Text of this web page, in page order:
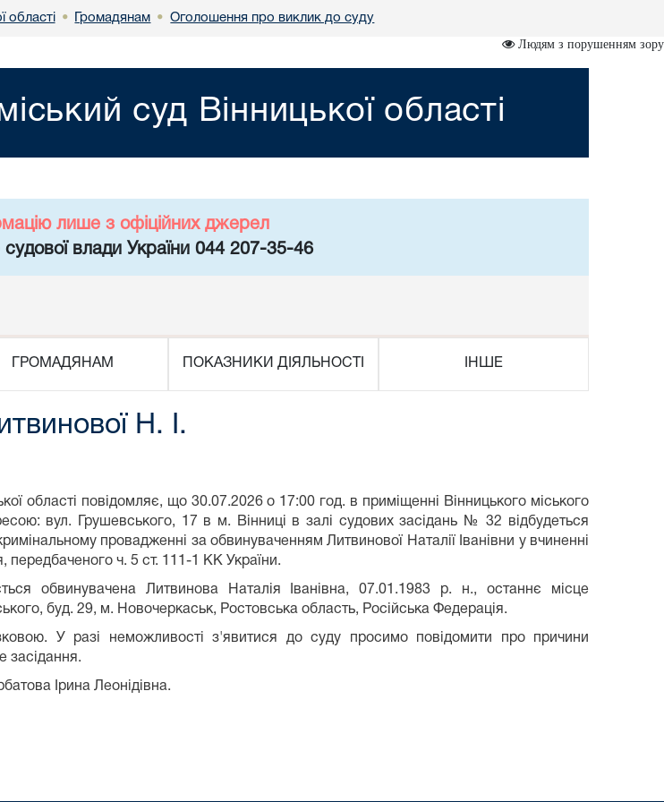
області • Громадянам • Оголошення про виклик до суду
Людям з порушенням зору
суд Вінницької області
лише з офіційних джерел
влади України 044 207-35-46
ГРОМАДЯНАМ ПОКАЗНИКИ ДІЯЛЬНОСТІ ІНШЕ
Н. І.
області повідомляє, що 30.07.2026 о 17:00 год. в приміщенні Вінницького міського
вул. Грушевського, 17 в м. Вінниці в залі судових засідань № 32 відбудеться
провадженні за обвинуваченням Литвинової Наталії Іванівни у вчиненні
передбаченого ч. 5 ст. 111-1 КК України.
обвинувачена Литвинова Наталія Іванівна, 07.01.1983 р. н., останнє місце
буд. 29, м. Новочеркаськ, Ростовська область, Російська Федерація.
У разі неможливості з'явитися до суду просимо повідомити про причини
засідання.
Ірина Леонідівна.